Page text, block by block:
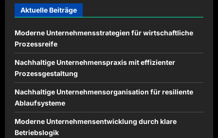
Aktuelle Beiträge
Moderne Unternehmensstrategien für wirtschaftliche
Prozessreife
Nachhaltige Unternehmenspraxis mit effizienter
Prozessgestaltung
Nachhaltige Unternehmensorganisation für resiliente
Ablaufsysteme
Moderne Unternehmensentwicklung durch klare
Betriebslogik